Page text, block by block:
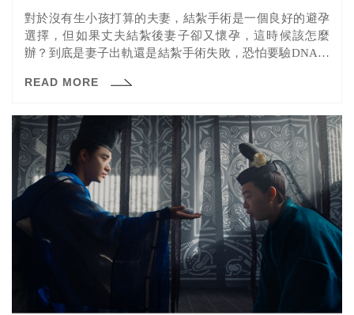
對於沒有生小孩打算的夫妻，結紮手術是一個良好的避孕
選擇，但如果丈夫結紮後妻子卻又懷孕，這時候該怎麼
辦？到底是妻子出軌還是結紮手術失敗，恐怕要驗DNA才
READ MORE